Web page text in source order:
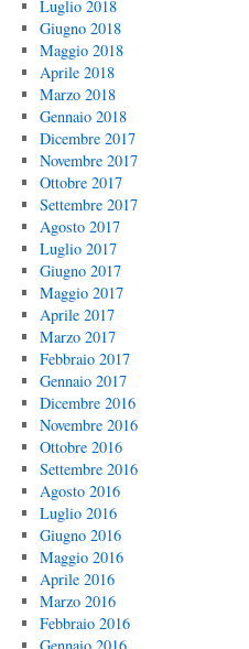
Luglio 2018
Giugno 2018
Maggio 2018
Aprile 2018
Marzo 2018
Gennaio 2018
Dicembre 2017
Novembre 2017
Ottobre 2017
Settembre 2017
Agosto 2017
Luglio 2017
Giugno 2017
Maggio 2017
Aprile 2017
Marzo 2017
Febbraio 2017
Gennaio 2017
Dicembre 2016
Novembre 2016
Ottobre 2016
Settembre 2016
Agosto 2016
Luglio 2016
Giugno 2016
Maggio 2016
Aprile 2016
Marzo 2016
Febbraio 2016